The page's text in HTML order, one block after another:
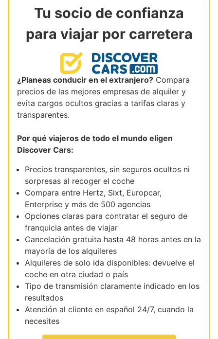
Tu socio de confianza
para viajar por carretera
¿Planeas conducir en el extranjero? Compara
precios de las mejores empresas de alquiler y
evita cargos ocultos gracias a tarifas claras y
transparentes.
Por qué viajeros de todo el mundo eligen
Discover Cars:
Precios transparentes, sin seguros ocultos ni
sorpresas al recoger el coche
Compara entre Hertz, Sixt, Europcar,
Enterprise y más de 500 agencias
Opciones claras para contratar el seguro de
franquicia antes de viajar
Cancelación gratuita hasta 48 horas antes en la
mayoría de los alquileres
Alquileres de solo ida disponibles: devuelve el
coche en otra ciudad o país
Tipo de transmisión claramente indicado en los
resultados
Atención al cliente en español 24/7, cuando la
necesites